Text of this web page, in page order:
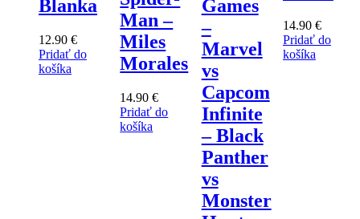
Blanka
12.90 €
Pridať do
košíka
Man –
Miles
Morales
14.90€
Pridať do
košíka
Games
–
Marvel
vs
Capcom
Infinite
– Black
Panther
vs
Monster
14.90 €
Pridať do
košíka